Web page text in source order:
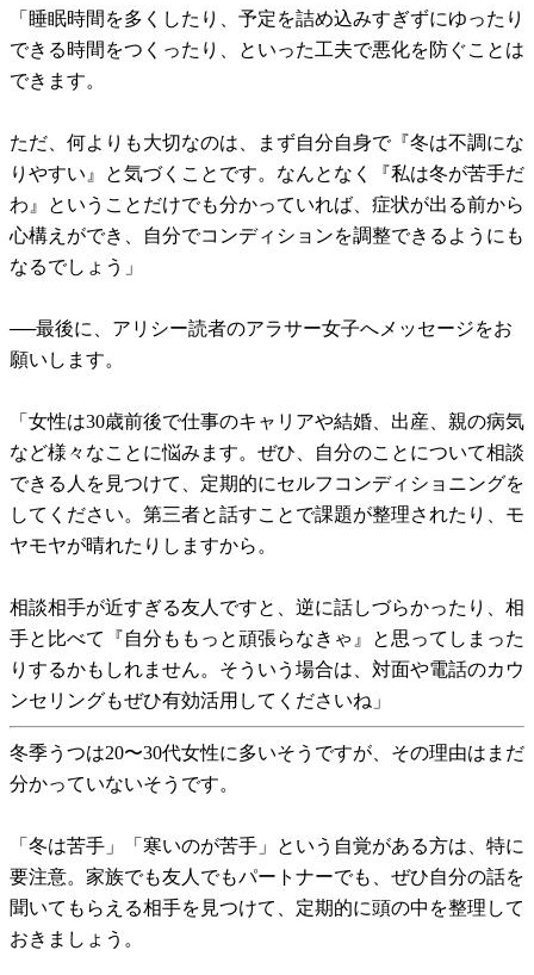
「睡眠時間を多くしたり、予定を詰め込みすぎずにゆったり
できる時間をつくったり、といった工夫で悪化を防ぐことは
できます。
ただ、何よりも大切なのは、まず自分自身で『冬は不調にな
りやすい』と気づくことです。なんとなく『私は冬が苦手だ
わ』ということだけでも分かっていれば、症状が出る前から
心構えができ、自分でコンディションを調整できるようにも
なるでしょう」
──最後に、アリシー読者のアラサー女子へメッセージをお
願いします。
「女性は30歳前後で仕事のキャリアや結婚、出産、親の病気
など様々なことに悩みます。ぜひ、自分のことについて相談
できる人を見つけて、定期的にセルフコンディショニングを
してください。第三者と話すことで課題が整理されたり、モ
ヤモヤが晴れたりしますから。
相談相手が近すぎる友人ですと、逆に話しづらかったり、相
手と比べて『自分ももっと頑張らなきゃ』と思ってしまった
りするかもしれません。そういう場合は、対面や電話のカウ
ンセリングもぜひ有効活用してくださいね」
冬季うつは20〜30代女性に多いそうですが、その理由はまだ
分かっていないそうです。
「冬は苦手」「寒いのが苦手」という自覚がある方は、特に
要注意。家族でも友人でもパートナーでも、ぜひ自分の話を
聞いてもらえる相手を見つけて、定期的に頭の中を整理して
おきましょう。